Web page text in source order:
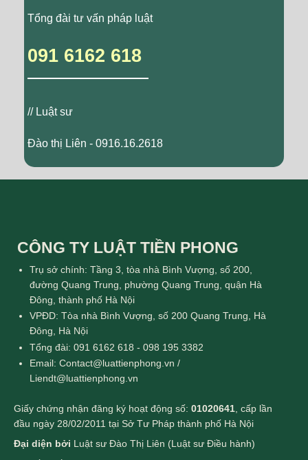
Tổng đài tư vấn pháp luật
091 6162 618
// Luật sư
Đào thị Liên - 0916.16.2618
CÔNG TY LUẬT TIỀN PHONG
Trụ sở chính: Tầng 3, tòa nhà Bình Vượng, số 200,
đường Quang Trung, phường Quang Trung, quận Hà
Đông, thành phố Hà Nội
VPĐD: Tòa nhà Bình Vượng, số 200 Quang Trung, Hà
Đông, Hà Nội
Tổng đài: 091 6162 618 - 098 195 3382
Email: Contact@luattienphong.vn /
Liendt@luattienphong.vn
Giấy chứng nhận đăng ký hoạt động số: 01020641 , cấp lần
đầu ngày 28/02/2011 tại Sở Tư Pháp thành phố Hà Nội
Đại diện bởi Luật sư Đào Thị Liên (Luật sư Điều hành)